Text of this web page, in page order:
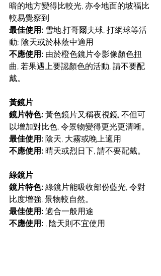
暗的地方變得比較光, 亦令地面的坡福比
較易覺察到
最佳使用: 雪地,打哥爾夫球, 打網球等活
動; 陰天或於林蔭中適用
不應使用: 由於橙色鏡片令影像顏色扭
曲, 若果遇上要認顏色的活動, 請不要配
戴。
黃鏡片
鏡片特色: 黃色鏡片又稱夜視鏡, 不但可
以增加對比色, 令景物變得更光更清晰。
最佳使用: 陰天, 大霧或晚上適用
不應使用: 晴天或烈日下, 請不要配戴。
綠鏡片
鏡片特色: 綠鏡片能吸收部份藍光, 令對
比度增強, 景物較自然。
最佳使用: 適合一般用途
不應使用: , 陰天則不宜使用